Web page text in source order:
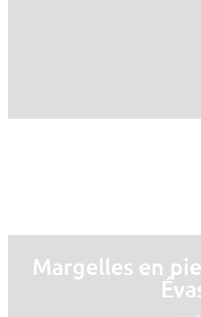
Margelles en